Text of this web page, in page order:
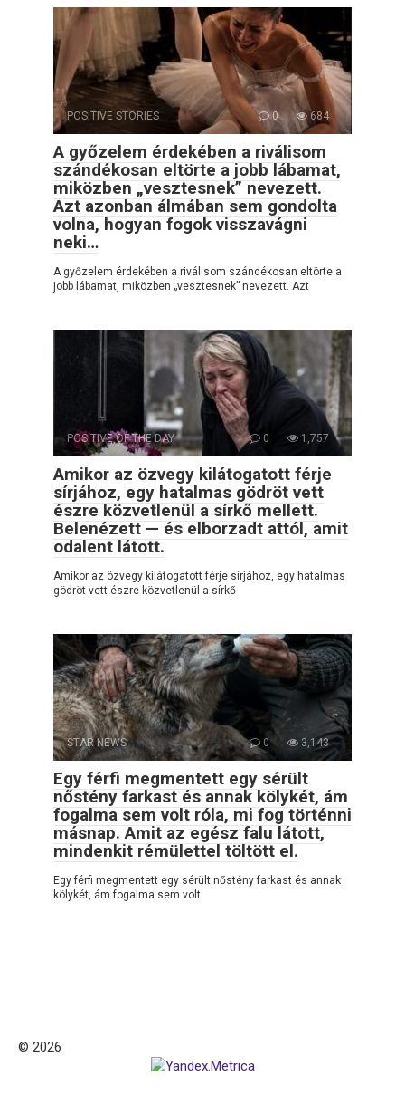
POSITIVE STORIES 0 684
A győzelem érdekében a riválisom
szándékosan eltörte a jobb lábamat,
miközben „vesztesnek” nevezett.
Azt azonban álmában sem gondolta
volna, hogyan fogok visszavágni
neki…
A győzelem érdekében a riválisom szándékosan eltörte a
jobb lábamat, miközben „vesztesnek” nevezett. Azt
POSITIVE OF THE DAY 0 1,757
Amikor az özvegy kilátogatott férje
sírjához, egy hatalmas gödröt vett
észre közvetlenül a sírkő mellett.
Belenézett — és elborzadt attól, amit
odalent látott.
Amikor az özvegy kilátogatott férje sírjához, egy hatalmas
gödröt vett észre közvetlenül a sírkő
STAR NEWS 0 3,143
Egy férfi megmentett egy sérült
nőstény farkast és annak kölykét, ám
fogalma sem volt róla, mi fog történni
másnap. Amit az egész falu látott,
mindenkit rémülettel töltött el.
Egy férfi megmentett egy sérült nőstény farkast és annak
kölykét, ám fogalma sem volt
© 2026